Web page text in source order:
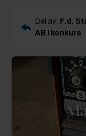
Del av: F.d.
AB i konkurs